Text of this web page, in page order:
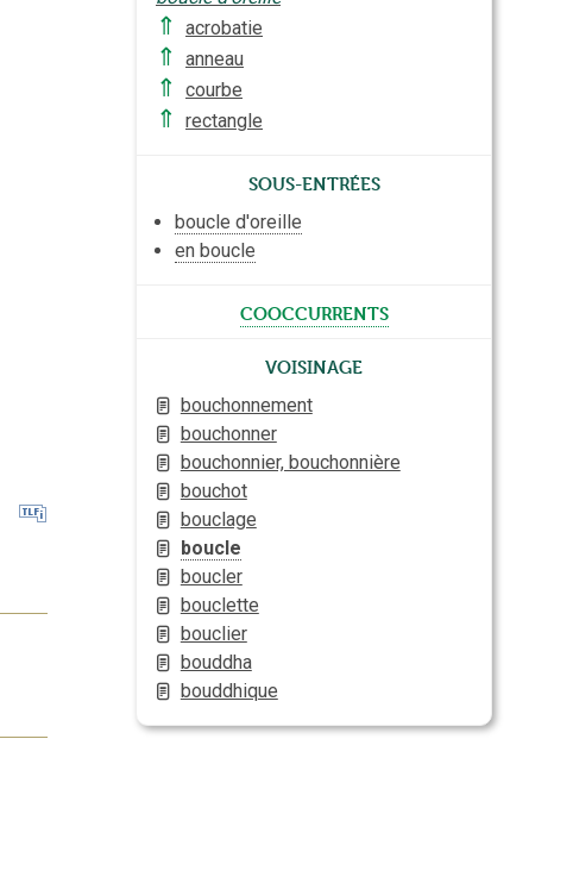
⇑ acrobatie
⇑ anneau
⇑ courbe
⇑ rectangle
Sous-entrées
boucle d'oreille
en boucle
cooccurrents
Voisinage
bouchonnement
bouchonner
bouchonnier, bouchonnière
bouchot
bouclage
boucle
boucler
bouclette
bouclier
bouddha
bouddhique